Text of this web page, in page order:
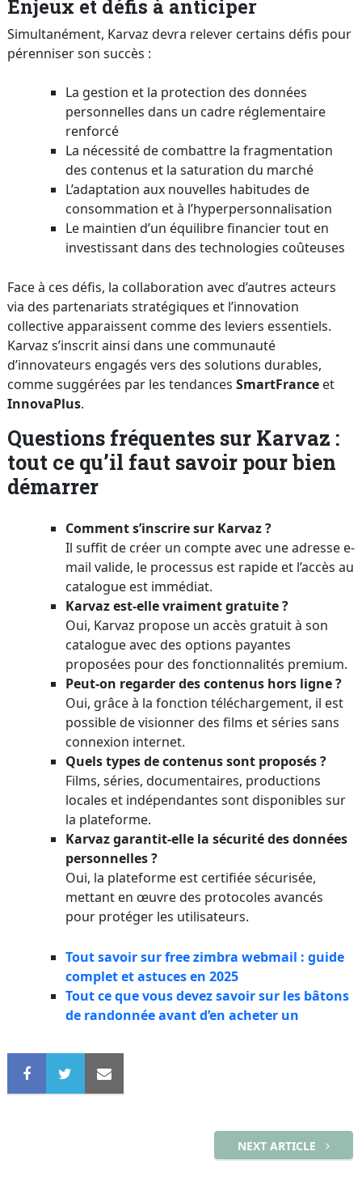
Enjeux et défis à anticiper
Simultanément, Karvaz devra relever certains défis pour
pérenniser son succès :
La gestion et la protection des données
personnelles dans un cadre réglementaire
renforcé
La nécessité de combattre la fragmentation
des contenus et la saturation du marché
L’adaptation aux nouvelles habitudes de
consommation et à l’hyperpersonnalisation
Le maintien d’un équilibre financier tout en
investissant dans des technologies coûteuses
Face à ces défis, la collaboration avec d’autres acteurs
via des partenariats stratégiques et l’innovation
collective apparaissent comme des leviers essentiels.
Karvaz s’inscrit ainsi dans une communauté
d’innovateurs engagés vers des solutions durables,
comme suggérées par les tendances SmartFranceet
InnovaPlus.
Questions fréquentes sur Karvaz :
tout ce qu’il faut savoir pour bien
démarrer
Comment s’inscrire sur Karvaz ?
Il suffit de créer un compte avec une adresse e-
mail valide, le processus est rapide et l’accès au
catalogue est immédiat.
Karvaz est-elle vraiment gratuite ?
Oui, Karvaz propose un accès gratuit à son
catalogue avec des options payantes
proposées pour des fonctionnalités premium.
Peut-on regarder des contenus hors ligne ?
Oui, grâce à la fonction téléchargement, il est
possible de visionner des films et séries sans
connexion internet.
Quels types de contenus sont proposés ?
Films, séries, documentaires, productions
locales et indépendantes sont disponibles sur
la plateforme.
Karvaz garantit-elle la sécurité des données
personnelles ?
Oui, la plateforme est certifiée sécurisée,
mettant en œuvre des protocoles avancés
pour protéger les utilisateurs.
Tout savoir sur free zimbra webmail : guide
complet et astuces en 2025
Tout ce que vous devez savoir sur les bâtons
de randonnée avant d’en acheter un
NEXT ARTICLE